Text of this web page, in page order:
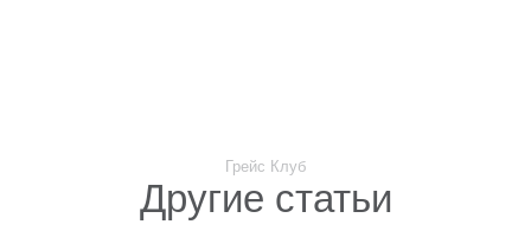
Грейс Клуб
Другие статьи